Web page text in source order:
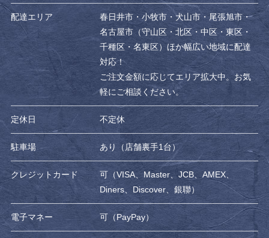
配達エリア
春日井市・小牧市・犬山市・尾張旭市・
名古屋市（守山区・北区・中区・東区・
千種区・名東区）ほか幅広い地域に配達
対応！
ご注文金額に応じてエリア拡大中。お気
軽にご相談ください。
定休日 不定休
駐車場 あり（店舗裏手1台）
クレジットカード
可（VISA、Master、JCB、AMEX、
Diners、Discover、銀聯）
電子マネー 可（PayPay）